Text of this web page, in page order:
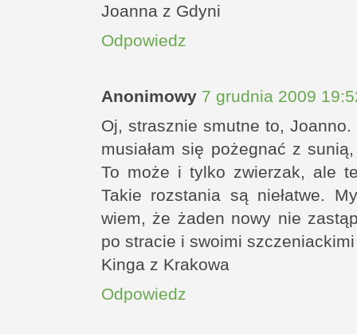
Joanna z Gdyni
Odpowiedz
Anonimowy 7 grudnia 2009
Oj, strasznie smutne to,
musiałam się pożegnać z
To może i tylko zwierzak, ale
Takie rozstania są niełatwe.
wiem, że żaden nowy nie
po stracie i swoimi
Kinga z Krakowa
Odpowiedz